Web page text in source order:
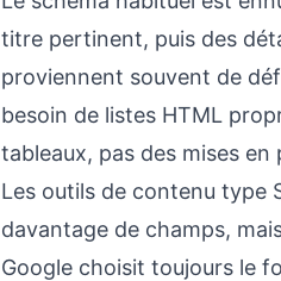
titre pertinent, puis des
proviennent souvent de
besoin de listes HTML
tableaux, pas des mises
Les outils de contenu type
davantage de champs,
Google choisit toujours le